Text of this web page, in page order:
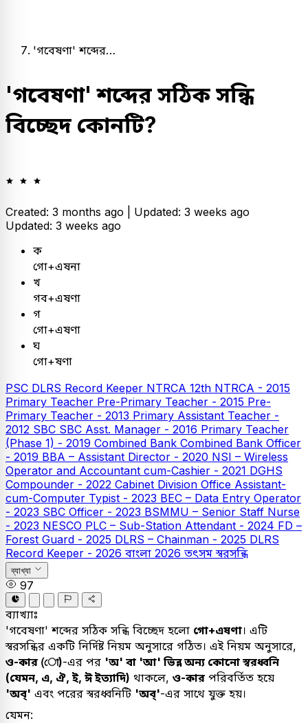
'গবেষণা' শব্দের…
'গবেষণা' শব্দের সঠিক সন্ধি
বিচ্ছেদ কোনটি?
Created: 3 months ago | Updated: 3 weeks ago
Updated: 3 weeks ago
ক
গো+এষনা
খ
গব+এষণা
গ
গো+এষণা
ঘ
গো+ষণা
PSC DLRS Record Keeper NTRCA 12th NTRCA - 2015
Primary Teacher Pre-Primary Teacher - 2015 Pre-
Primary Teacher - 2013 Primary Assistant Teacher -
2012 SBC SBC Asst. Manager - 2016 Primary Teacher
(Phase 1) - 2019 Combined Bank Combined Bank Officer
- 2019 BBA – Assistant Director - 2020 NSI – Wireless
Operator and Accountant cum-Cashier - 2021 DGHS
Compounder - 2022 Cabinet Division Office Assistant-
cum-Computer Typist - 2023 BEC – Data Entry Operator
- 2023 SBC Officer - 2023 BSMMU – Senior Staff Nurse
- 2023 NESCO PLC – Sub-Station Attendant - 2024 FD –
Forest Guard - 2025 DLRS – Chainman - 2025 DLRS
Record Keeper - 2026 বাংলা 2026 তৎসম স্বরসন্ধি
ব্যাখ্যা
97
ব্যাখ্যাঃ
'গবেষণা' শব্দের সঠিক সন্ধি বিচ্ছেদ হলো গো+এষণা। এটি
স্বরসন্ধির একটি নির্দিষ্ট নিয়ম অনুসারে গঠিত। এই নিয়ম অনুসারে,
ও-কার (ো)-এর পর 'অ' বা 'আ' ভিন্ন অন্য কোনো স্বরধ্বনি
(যেমন, এ, ঐ, ই, ঈ ইত্যাদি) থাকলে, ও-কার পরিবর্তিত হয়ে
'অব্' এবং পরের স্বরধ্বনিটি 'অব্'-এর সাথে যুক্ত হয়।
যেমন: